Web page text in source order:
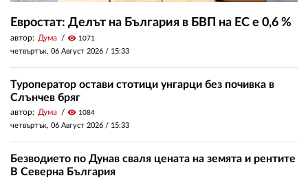
Евростат: Делът на България в БВП на ЕС е 0,6 %
автор: Дума visibility 1071
четвъртък, 06 Август 2026 / 15:33
Туроператор остави стотици унгарци без почивка в
Слънчев бряг
автор: Дума visibility 1084
четвъртък, 06 Август 2026 / 15:33
Безводието по Дунав сваля цената на земята и рентите
В Северна България